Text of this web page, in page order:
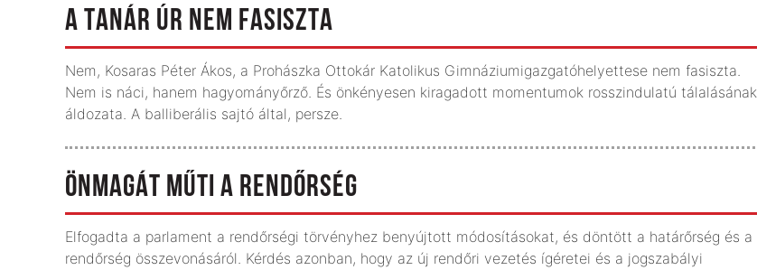
A TANÁR ÚR NEM FASISZTA
Nem, Kosaras Péter Ákos, a Prohászka Ottokár Katolikus Gimnáziumigazgatóhelyettese nem fasiszta.
Nem is náci, hanem hagyományőrző. És önkényesen kiragadott momentumok rosszindulatú tálalásának
áldozata. A balliberális sajtó által, persze.
ÖNMAGÁT MŰTI A RENDŐRSÉG
Elfogadta a parlament a rendőrségi törvényhez benyújtott módosításokat, és döntött a határőrség és a
rendőrség összevonásáról. Kérdés azonban, hogy az új rendőri vezetés ígéretei és a jogszabályi